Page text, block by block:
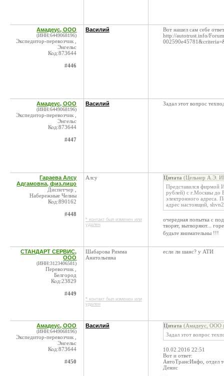
Амадеус, ООО
(ИНН:6449068196)
Экспедитор-перевозчик ,
Энгельс
Код:873644
#446
Василий
Вот нашел сам себе
http://autotrust.info/
Амадеус, ООО
(ИНН:6449068196)
Экспедитор-перевозчик ,
Энгельс
Код:873644
#447
Василий Задал этот вопрос
Гараева Алсу
Адгамовна, физ.лицо
Диспетчер ,
Набережные Челны
Код:890162
#448
Алсу
* контакт был изменен или
удален
Цитата (Цельнер А.Э.
Представился фирмой
рублей) с г.Москвы до
электронного адреса.
адрес настоящий,
очередная попытка с
творят, вытворяют...
будьте внимательны !!!
СТАНДАРТ СЕРВИС,
ООО
(ИНН:3123406581)
Перевозчик ,
Белгород
Код:23829
#449
Шабарова Римма
Анатольевна
* контакт был изменен или
удален
если ли шанс? у АТИ
Амадеус, ООО
(ИНН:6449068196)
Экспедитор-перевозчик ,
Энгельс
Код:873644
#450
Василий Цитата (Амадеус, ООО
Задал этот вопрос
10.02.2016 22:51
Вот и ответ:
АвтоТрансИнфо, отдел
Денис